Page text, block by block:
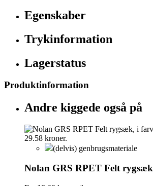
Egenskaber
Trykinformation
Lagerstatus
Produktinformation
Andre kiggede også på
(delvis) genbrugsmateriale
Nolan GRS RPET Felt rygsæk